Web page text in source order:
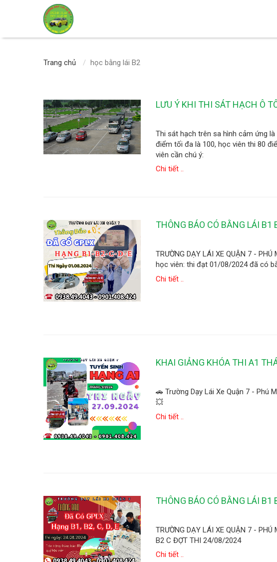
Trang chủ học bằng lái B2
LƯU Ý KHI THI SÁT HẠCH Ô
Thi sát hạch trên sa hình cảm ứng
điểm tối đa là 100, học viên thi 80
viên cần chú ý:
Chi tiết ..
THÔNG BÁO CÓ BẰNG LÁI
TRƯỜNG DẠY LÁI XE QUẬN 7 -
học viên: thi đạt 01/08/2024 đã có
Chi tiết ..
KHAI GIẢNG KHÓA THI A1
🚗 Trường Dạy Lái Xe Quận 7 - Phú
💥
Chi tiết ..
THÔNG BÁO CÓ BẰNG LÁI
TRƯỜNG DẠY LÁI XE QUẬN 7 -
B2 C ĐỢT THI 24/08/2024
Chi tiết ..